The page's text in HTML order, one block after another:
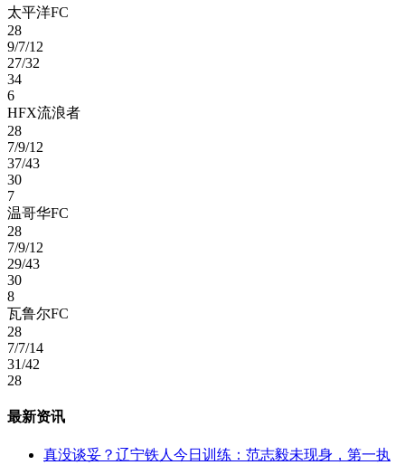
太平洋FC
28
9/7/12
27/32
34
6
HFX流浪者
28
7/9/12
37/43
30
7
温哥华FC
28
7/9/12
29/43
30
8
瓦鲁尔FC
28
7/7/14
31/42
28
最新资讯
真没谈妥？辽宁铁人今日训练：范志毅未现身，第一执